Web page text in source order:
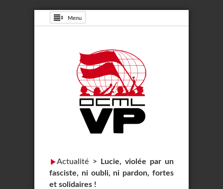
Menu
Actualité >
Lucie, violée par un
fasciste, ni oubli, ni pardon, fortes
et solidaires !